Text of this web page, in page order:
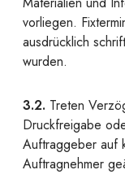
vorliegen.
ausdrücklich
wurden.
3.2. Treten
Druckfreigabe
Auftraggeber auf
Auftragnehmer